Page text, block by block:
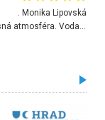
. Monika Lipovská